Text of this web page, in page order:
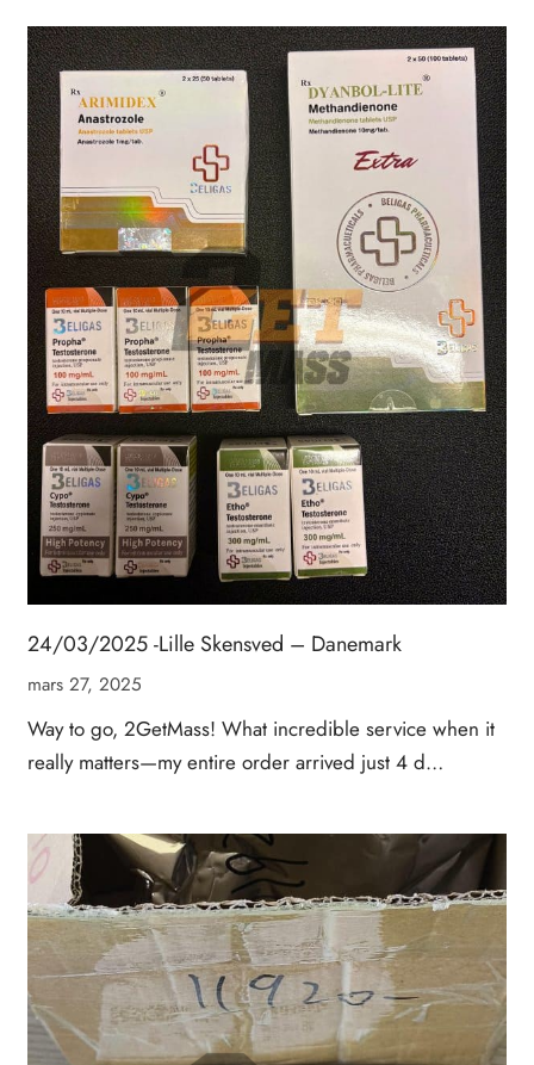
24/03/2025 -Lille Skensved – Danemark
mars 27, 2025
Way to go, 2GetMass! What incredible service when it
really matters—my entire order arrived just 4 d…